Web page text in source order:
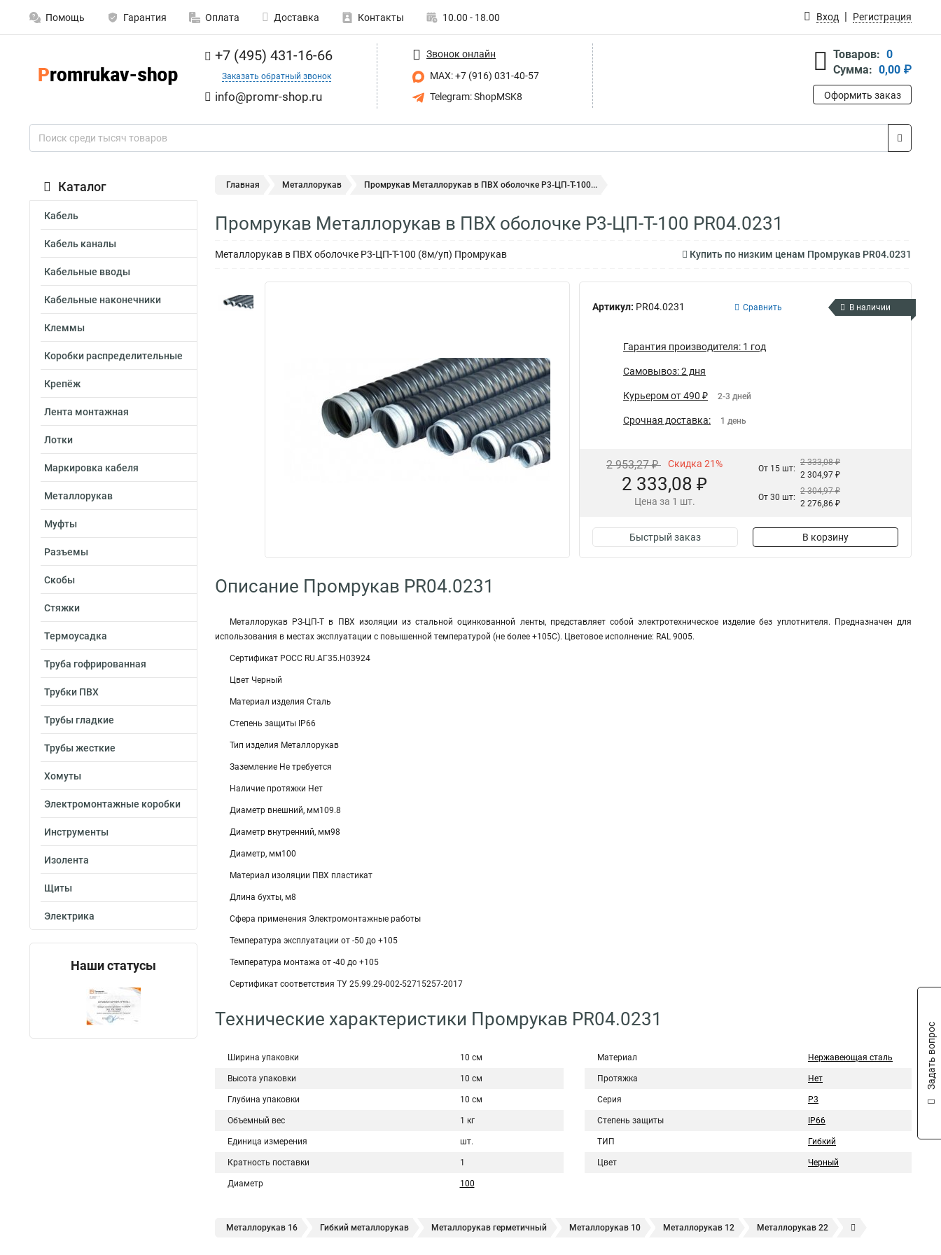
Помощь Гарантия Оплата Доставка Контакты 10.00 - 18.00 Вход Регистрация
+7 (495) 431-16-66
Заказать обратный звонок
info@promr-shop.ru
Звонок онлайн
MAX: +7 (916) 031-40-57
Telegram: ShopMSK8
Товаров: 0
Сумма: 0,00 ₽
Оформить заказ
Каталог
Кабель
Кабель каналы
Кабельные вводы
Кабельные наконечники
Клеммы
Коробки распределительные
Крепёж
Лента монтажная
Лотки
Маркировка кабеля
Металлорукав
Муфты
Разъемы
Скобы
Стяжки
Термоусадка
Труба гофрированная
Трубки ПВХ
Трубы гладкие
Трубы жесткие
Хомуты
Электромонтажные коробки
Инструменты
Изолента
Щиты
Электрика
Наши статусы
Главная Металлорукав Промрукав Металлорукав в ПВХ оболочке Р3-ЦП-Т-100...
Промрукав Металлорукав в ПВХ оболочке Р3-ЦП-Т-100 PR04.0231
Металлорукав в ПВХ оболочке Р3-ЦП-Т-100 (8м/уп) Промрукав Купить по низким ценам Промрукав PR04.0231
Артикул: PR04.0231 Сравнить В наличии
Гарантия производителя: 1 год
Самовывоз: 2 дня
Курьером от 490 ₽ 2-3 дней
Срочная доставка: 1 день
2 953,27 ₽ Скидка 21%
2 333,08 ₽
Цена за 1 шт.
От 15 шт:
2 333,08 ₽
2 304,97 ₽
От 30 шт:
2 304,97 ₽
2 276,86 ₽
Быстрый заказ В корзину
Описание Промрукав PR04.0231
Металлорукав РЗ-ЦП-Т в ПВХ изоляции из стальной оцинкованной ленты, представляет собой электротехническое изделие без уплотнителя. Предназначен для
использования в местах эксплуатации с повышенной температурой (не более +105С). Цветовое исполнение: RAL 9005.
Сертификат POCC RU.АГ35.H03924
Цвет Черный
Материал изделия Сталь
Степень защиты IP66
Тип изделия Металлорукав
Заземление Не требуется
Наличие протяжки Нет
Диаметр внешний, мм109.8
Диаметр внутренний, мм98
Диаметр, мм100
Материал изоляции ПВХ пластикат
Длина бухты, м8
Сфера применения Электромонтажные работы
Температура эксплуатации от -50 до +105
Температура монтажа от -40 до +105
Сертификат соответствия ТУ 25.99.29-002-52715257-2017
Технические характеристики Промрукав PR04.0231
Ширина упаковки 10 см
Высота упаковки 10 см
Глубина упаковки 10 см
Объемный вес 1 кг
Единица измерения шт.
Кратность поставки 1
Диаметр 100
Материал Нержавеющая сталь
Протяжка Нет
Серия Р3
Степень защиты IP66
ТИП Гибкий
Цвет Черный
Металлорукав 16 Гибкий металлорукав Металлорукав герметичный Металлорукав 10 Металлорукав 12 Металлорукав 22
Задать вопрос